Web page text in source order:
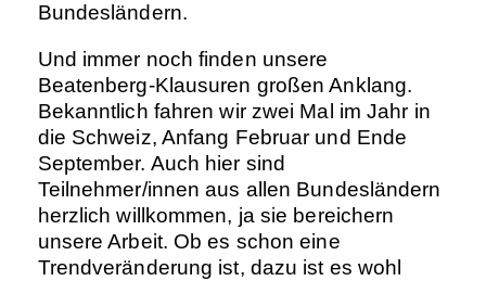
Bundesländern.
Und immer noch finden unsere
Beatenberg-Klausuren großen Anklang.
Bekanntlich fahren wir zwei Mal im Jahr in
die Schweiz, Anfang Februar und Ende
September. Auch hier sind
Teilnehmer/innen aus allen Bundesländern
herzlich willkommen, ja sie bereichern
unsere Arbeit. Ob es schon eine
Trendveränderung ist, dazu ist es wohl